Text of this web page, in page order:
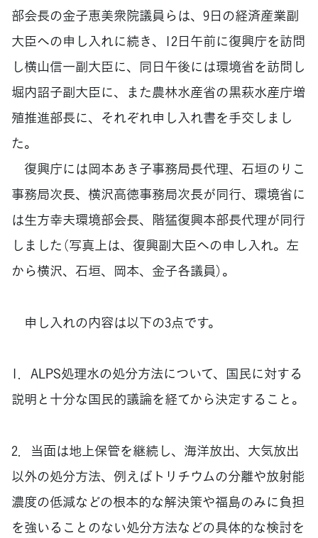
部会長の金子恵美衆院議員らは、9日の経済産業副
大臣への申し入れに続き、12日午前に復興庁を訪問
し横山信一副大臣に、同日午後には環境省を訪問し
堀内詔子副大臣に、また農林水産省の黒萩水産庁増
殖推進部長に、それぞれ申し入れ書を手交しまし
た。
復興庁には岡本あき子事務局長代理、石垣のりこ
事務局次長、横沢高徳事務局次長が同行、環境省に
は生方幸夫環境部会長、階猛復興本部長代理が同行
しました（写真上は、復興副大臣への申し入れ。左
から横沢、石垣、岡本、金子各議員）。
申し入れの内容は以下の3点です。
1．ALPS処理水の処分方法について、国民に対する
説明と十分な国民的議論を経てから決定すること。
2．当面は地上保管を継続し、海洋放出、大気放出
以外の処分方法、例えばトリチウムの分離や放射能
濃度の低減などの根本的な解決策や福島のみに負担
を強いることのない処分方法などの具体的な検討を